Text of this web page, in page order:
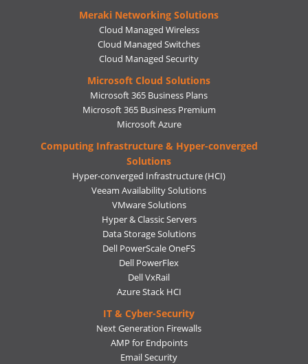
Meraki Networking Solutions
Cloud Managed Wireless
Cloud Managed Switches
Cloud Managed Security
Microsoft Cloud Solutions
Microsoft 365 Business Plans
Microsoft 365 Business Premium
Microsoft Azure
Computing Infrastructure & Hyper-converged
Solutions
Hyper-converged Infrastructure (HCI)
Veeam Availability Solutions
VMware Solutions
Hyper & Classic Servers
Data Storage Solutions
Dell PowerScale OneFS
Dell PowerFlex
Dell VxRail
Azure Stack HCI
IT & Cyber-Security
Next Generation Firewalls
AMP for Endpoints
Email Security